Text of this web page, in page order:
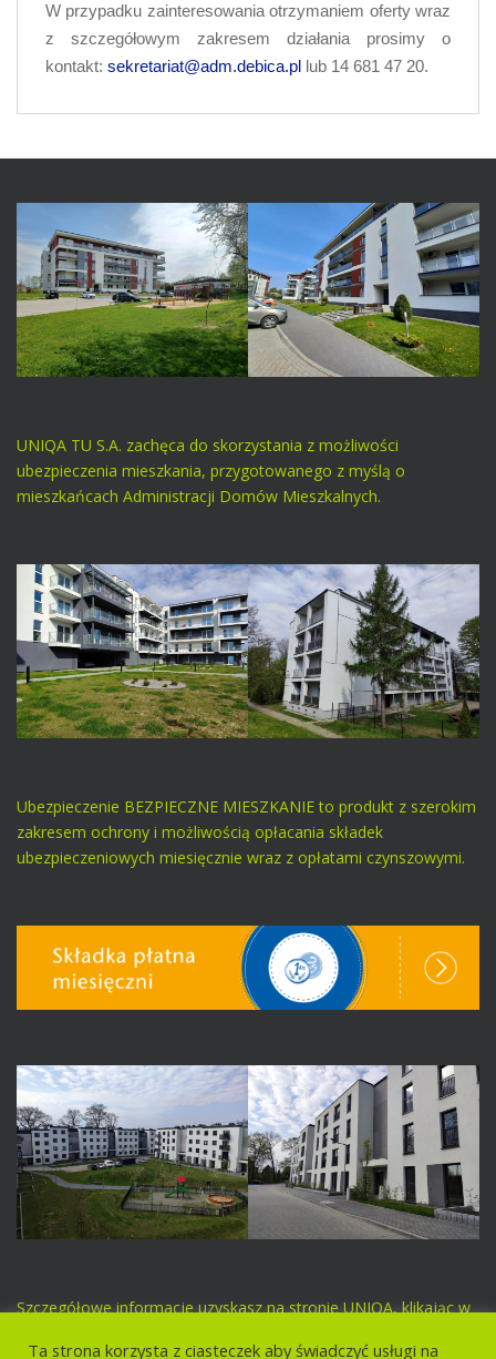
W przypadku zainteresowania otrzymaniem oferty wraz
z szczegółowym zakresem działania prosimy o
kontakt: sekretariat@adm.debica.pl lub 14 681 47 20.
UNIQA TU S.A. zachęca do skorzystania z możliwości
ubezpieczenia mieszkania, przygotowanego z myślą o
mieszkańcach Administracji Domów Mieszkalnych.
Ubezpieczenie BEZPIECZNE MIESZKANIE to produkt z szerokim
zakresem ochrony i możliwością opłacania składek
ubezpieczeniowych miesięcznie wraz z opłatami czynszowymi.
Szczegółowe informacje uzyskasz na stronie UNIQA, klikając w
Ta strona korzysta z ciasteczek aby świadczyć usługi na